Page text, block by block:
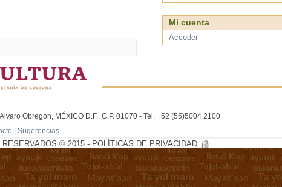
Mi cuenta
Acceder
Obregón, MÉXICO D.F., C.P. 01070 - Tel. +52 (55)5004 2100
| Sugerencias
© 2015 - POLÍTICAS DE PRIVACIDAD